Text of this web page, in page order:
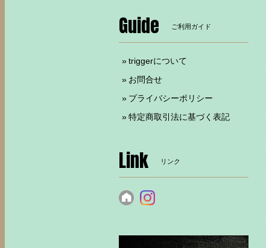
Guide ご利用ガイド
triggerについて
お問合せ
プライバシーポリシー
特定商取引法に基づく表記
Link リンク